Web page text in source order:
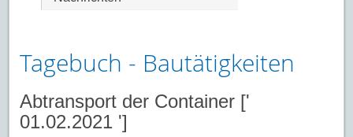
Tagebuch - Bautätigkeiten
Abtransport der Container ['
01.02.2021 ']